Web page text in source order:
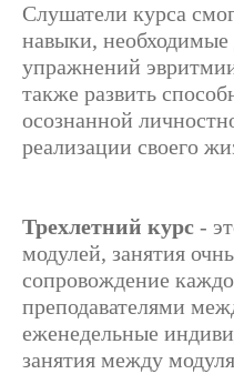
Слушатели курса
навыки, необходимые
упражнений
также развить
осознанной
реализации своего
Трехлетний курс -
модулей, занятия
сопровождение
преподавателями
еженедельные
занятия между